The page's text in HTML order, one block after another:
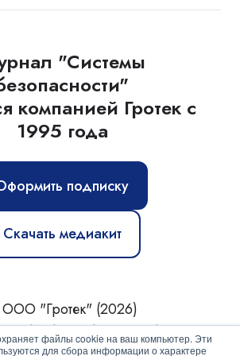
файлы cookie на ваш компьютер. Эти
для сбора информации о характере
"Системы
компанией Гротек с
1995 года
подписку
Скачать медиакит
"Гротек" (2026)
|Обзоры|Журнал|О нас